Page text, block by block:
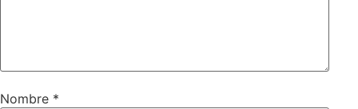
Nombre *